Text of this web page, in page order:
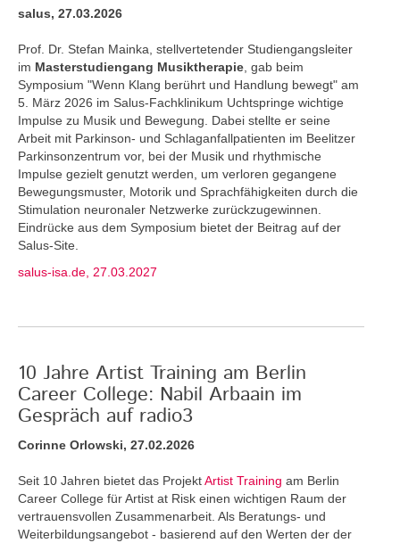
salus, 27.03.2026
Prof. Dr. Stefan Mainka, stellvertetender Studiengangsleiter
im Masterstudiengang Musiktherapie , gab beim
Symposium "Wenn Klang berührt und Handlung bewegt" am
5. März 2026 im Salus-Fachklinikum Uchtspringe wichtige
Impulse zu Musik und Bewegung. Dabei stellte er seine
Arbeit mit Parkinson- und Schlaganfallpatienten im Beelitzer
Parkinsonzentrum vor, bei der Musik und rhythmische
Impulse gezielt genutzt werden, um verloren gegangene
Bewegungsmuster, Motorik und Sprachfähigkeiten durch die
Stimulation neuronaler Netzwerke zurückzugewinnen.
Eindrücke aus dem Symposium bietet der Beitrag auf der
Salus-Site.
salus-isa.de, 27.03.2027
10 Jahre Artist Training am Berlin
Career College: Nabil Arbaain im
Gespräch auf radio3
Corinne Orlowski, 27.02.2026
Seit 10 Jahren bietet das ProjektArtist Training am Berlin
Career College für Artist at Risk einen wichtigen Raum der
vertrauensvollen Zusammenarbeit. Als Beratungs- und
Weiterbildungsangebot - basierend auf den Werten der der